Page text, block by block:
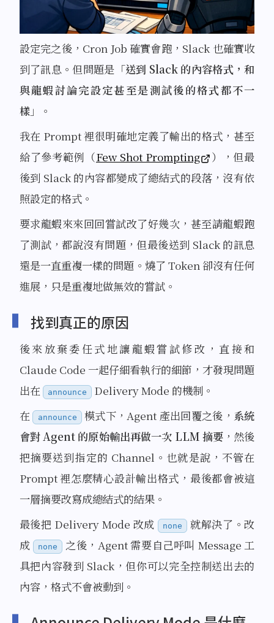
設定完之後，Cron Job 確實會跑，Slack 也確實收
到了訊息。但問題是「送到 Slack 的內容格式，和
與龍蝦討論完設定甚至是測試後的格式都不一
樣」。
我在 Prompt 裡很明確地定義了輸出的格式，甚至
給了參考範例（Few Shot Prompting
），但最
後到 Slack 的內容都變成了總結式的段落，沒有依
照設定的格式。
要求龍蝦來來回回嘗試改了好幾次，甚至請龍蝦跑
了測試，都說沒有問題，但最後送到 Slack 的訊息
還是一直重複一樣的問題。燒了 Token 卻沒有任何
進展，只是重複地做無效的嘗試。
找到真正的原因
後來放棄委任式地讓龍蝦嘗試修改，直接和
Claude Code 一起仔細看執行的細節，才發現問題
出在
announce
Delivery Mode 的機制。
在
announce 模式下，Agent 產出回覆之後， 系統
會對 Agent 的原始輸出再做一次 LLM 摘要 ，然後
把摘要送到指定的 Channel。也就是說，不管在
Prompt 裡怎麼精心設計輸出格式，最後都會被這
一層摘要改寫成總結式的結果。
最後把 Delivery Mode 改成
none
就解決了。改
成
none
之後，Agent 需要自己呼叫 Message 工
具把內容發到 Slack，但你可以完全控制送出去的
內容，格式不會被動到。